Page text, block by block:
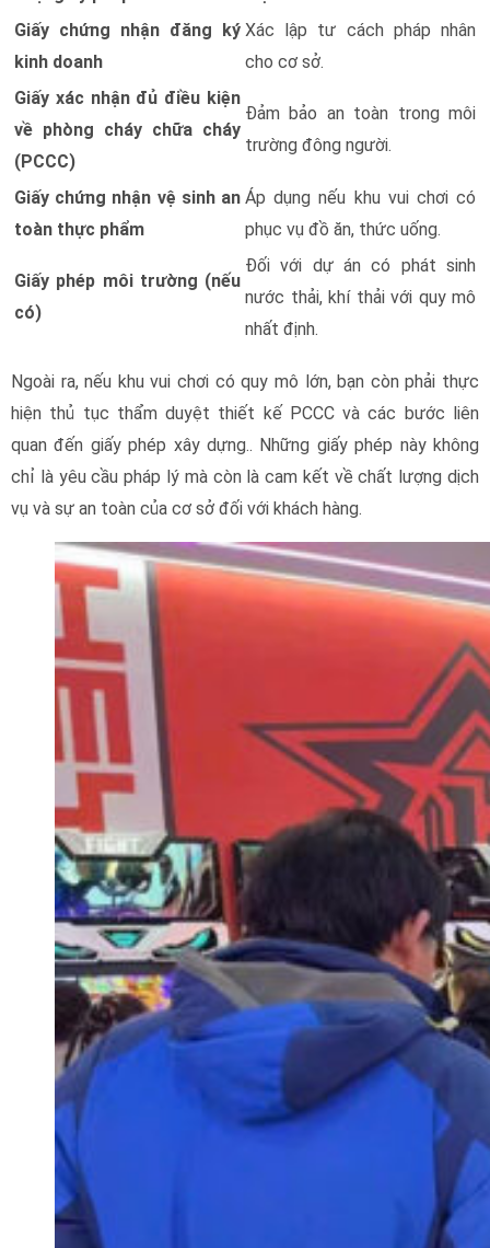
Giấy chứng nhận đăng ký
kinh doanh
Xác lập tư cách pháp nhân
cho cơ sở.
Giấy xác nhận đủ điều kiện
về phòng cháy chữa cháy
(PCCC)
Đảm bảo an toàn trong môi
trường đông người.
Giấy chứng nhận vệ sinh an
toàn thực phẩm
Áp dụng nếu khu vui chơi có
phục vụ đồ ăn, thức uống.
Giấy phép môi trường (nếu
có)
Đối với dự án có phát sinh
nước thải, khí thải với quy mô
nhất định.
Ngoài ra, nếu khu vui chơi có quy mô lớn, bạn còn phải thực
hiện thủ tục thẩm duyệt thiết kế PCCC và các bước liên
quan đến giấy phép xây dựng.. Những giấy phép này không
chỉ là yêu cầu pháp lý mà còn là cam kết về chất lượng dịch
vụ và sự an toàn của cơ sở đối với khách hàng.